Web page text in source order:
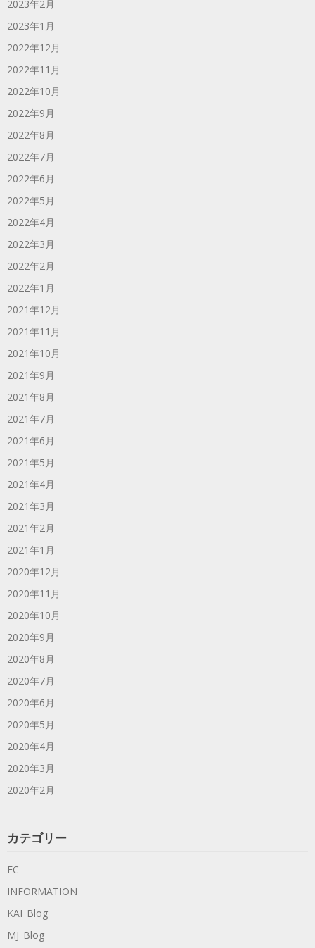
2023年2月
2023年1月
2022年12月
2022年11月
2022年10月
2022年9月
2022年8月
2022年7月
2022年6月
2022年5月
2022年4月
2022年3月
2022年2月
2022年1月
2021年12月
2021年11月
2021年10月
2021年9月
2021年8月
2021年7月
2021年6月
2021年5月
2021年4月
2021年3月
2021年2月
2021年1月
2020年12月
2020年11月
2020年10月
2020年9月
2020年8月
2020年7月
2020年6月
2020年5月
2020年4月
2020年3月
2020年2月
カテゴリー
EC
INFORMATION
KAI_Blog
MJ_Blog